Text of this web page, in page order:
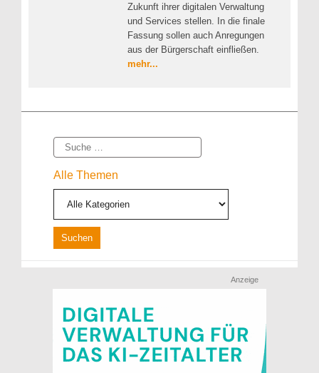
Zukunft ihrer digitalen Verwaltung
und Services stellen. In die finale
Fassung sollen auch Anregungen
aus der Bürgerschaft einfließen.
mehr...
Suche
Alle Themen
Anzeige